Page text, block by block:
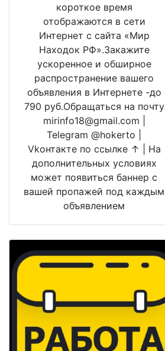
короткое время
отображаются в сети
Интернет с сайта «Мир
Находок РФ».Закажите
ускоренное и обширное
распространение вашего
объявления в Интернете -до
790 руб.Обращаться на почту
mirinfo18@gmail.com |
Telegram @hokerto |
Vkонтакте по ссылке ↑ | На
дополнительных условиях
может появиться баннер с
вашей пропажей под каждым
объявлением